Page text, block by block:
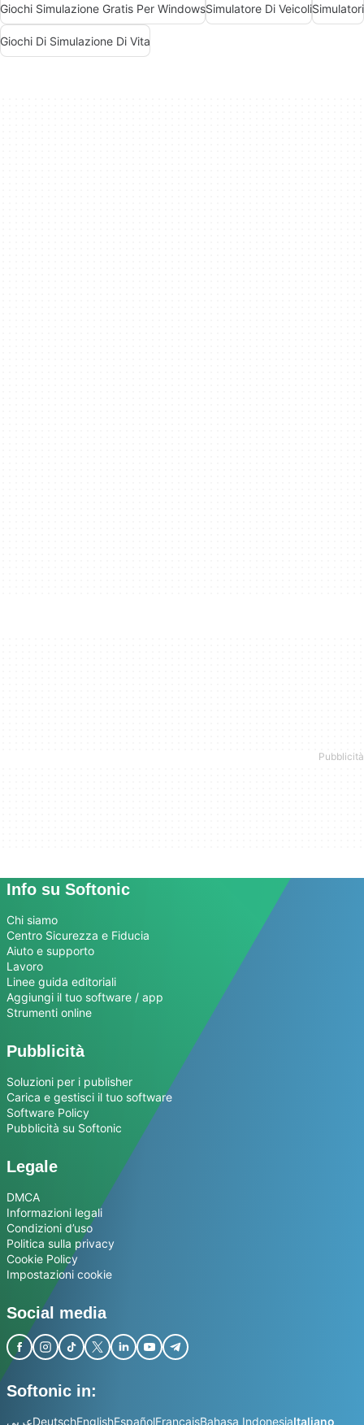
Giochi Simulazione Gratis Per WindowsSimulatore Di VeicoliSimulatori
Giochi Di Simulazione Di Vita
Info su Softonic
Chi siamo
Centro Sicurezza e Fiducia
Aiuto e supporto
Lavoro
Linee guida editoriali
Aggiungi il tuo software / app
Strumenti online
Pubblicità
Soluzioni per i publisher
Carica e gestisci il tuo software
Software Policy
Pubblicità su Softonic
Legale
DMCA
Informazioni legali
Condizioni d’uso
Politica sulla privacy
Cookie Policy
Impostazioni cookie
Social media
Softonic in:
عربيDeutschEnglishEspañolFrançaisBahasa IndonesiaItaliano